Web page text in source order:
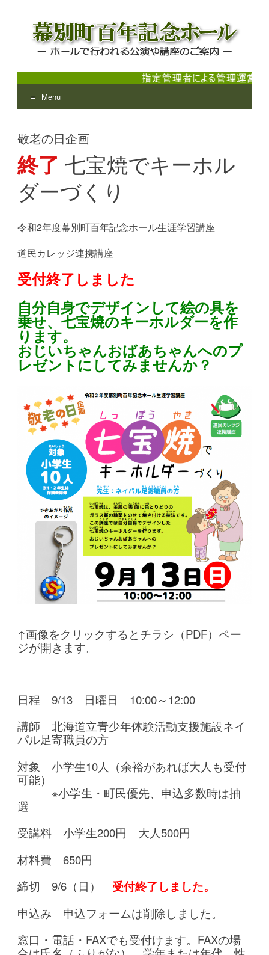
幕別町百年記念ホール
ホールで行われる公演や講座のご案内
Menu
to
content
敬老の日企画
終了七宝焼でキーホル
ダーづくり
令和2年度幕別町百年記念ホール生涯学習講座
道民カレッジ連携講座
受付終了しました
自分自身でデザインして絵の具を
乗せ、七宝焼のキーホルダーを作
ります。
おじいちゃんおばあちゃんへのプ
レゼントにしてみませんか？
↑画像をクリックするとチラシ（PDF）ペー
ジが開きます。
日程 9/13 日曜日 10:00～12:00
講師 北海道立青少年体験活動支援施設ネイ
パル足寄職員の方
対象 小学生10人（余裕があれば大人も受付
可能）
※小学生・町民優先、申込多数時は抽
選
受講料 小学生200円 大人500円
材料費 650円
締切 9/6（日） 受付終了しました。
申込み 申込フォームは削除しました。
窓口・電話・FAXでも受付けます。FAXの場